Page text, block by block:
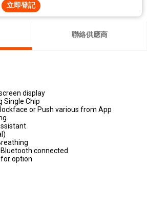
立即登記
聯絡供應商
display
Single Chip
or Push various from App
connected
option